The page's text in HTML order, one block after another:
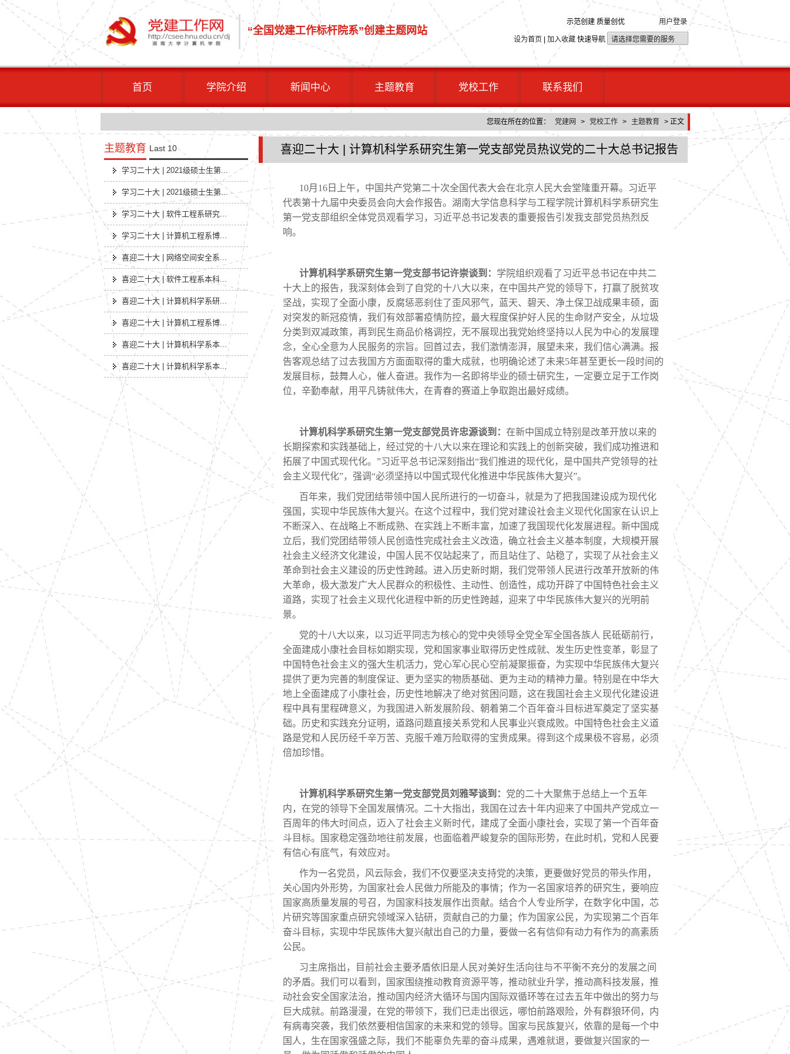
“全国党建工作标杆院系”创建主题网站
示范创建 质量创优 用户登录
设为首页 | 加入收藏 快速导航
首页 学院介绍 新闻中心 主题教育 党校工作 联系我们
您现在所在的位置： 党建网 > 党校工作 > 主题教育 > 正文
主题教育 Last 10
学习二十大 | 2021级硕士生第...
学习二十大 | 2021级硕士生第...
学习二十大 | 软件工程系研究...
学习二十大 | 计算机工程系博...
喜迎二十大 | 网络空间安全系...
喜迎二十大 | 软件工程系本科...
喜迎二十大 | 计算机科学系研...
喜迎二十大 | 计算机工程系博...
喜迎二十大 | 计算机科学系本...
喜迎二十大 | 计算机科学系本...
喜迎二十大 | 计算机科学系研究生第一党支部党员热议党的二十大总书记报告
10月16日上午，中国共产党第二十次全国代表大会在北京人民大会堂隆重开幕。习近平
代表第十九届中央委员会向大会作报告。湖南大学信息科学与工程学院计算机科学系研究生
第一党支部组织全体党员观看学习，习近平总书记发表的重要报告引发我支部党员热烈反
响。
计算机科学系研究生第一党支部书记许崇谈到 ： 学院组织观看了习近平总书记在中共二
十大上的报告，我深刻体会到了自党的十八大以来，在中国共产党的领导下，打赢了脱贫攻
坚战，实现了全面小康，反腐惩恶刹住了歪风邪气，蓝天、碧天、净土保卫战成果丰硕，面
对突发的新冠疫情，我们有效部署疫情防控，最大程度保护好人民的生命财产安全，从垃圾
分类到双减政策，再到民生商品价格调控，无不展现出我党始终坚持以人民为中心的发展理
念，全心全意为人民服务的宗旨。回首过去，我们激情澎湃，展望未来，我们信心满满。报
告客观总结了过去我国方方面面取得的重大成就，也明确论述了未来5年甚至更长一段时间的
发展目标，鼓舞人心，催人奋进。我作为一名即将毕业的硕士研究生，一定要立足于工作岗
位，辛勤奉献，用平凡铸就伟大，在青春的赛道上争取跑出最好成绩。
计算机科学系研究生第一党支部党员许忠源谈到 ： 在新中国成立特别是改革开放以来的
长期探索和实践基础上，经过党的十八大以来在理论和实践上的创新突破，我们成功推进和
拓展了中国式现代化。 ”习近平总书记深刻指出“我们推进的现代化，是中国共产党领导的社
会主义现代化”，强调“必须坚持以中国式现代化推进中华民族伟大复兴”。
百年来，我们党团结带领中国人民所进行的一切奋斗，就是为了把我国建设成为现代化
强国，实现中华民族伟大复兴。在这个过程中，我们党对建设社会主义现代化国家在认识上
不断深入、在战略上不断成熟、在实践上不断丰富，加速了我国现代化发展进程。新中国成
立后，我们党团结带领人民创造性完成社会主义改造，确立社会主义基本制度，大规模开展
社会主义经济文化建设，中国人民不仅站起来了，而且站住了、站稳了，实现了从社会主义
革命到社会主义建设的历史性跨越。进入历史新时期，我们党带领人民进行改革开放新的伟
大革命，极大激发广大人民群众的积极性、主动性、创造性，成功开辟了中国特色社会主义
道路，实现了社会主义现代化进程中新的历史性跨越，迎来了中华民族伟大复兴的光明前
景。
党的十八大以来，以习近平同志为核心的党中央领导全党全军全国各族人 民砥砺前行，
全面建成小康社会目标如期实现，党和国家事业取得历史性成就、发生历史性变革，彰显了
中国特色社会主义的强大生机活力，党心军心民心空前凝聚振奋，为实现中华民族伟大复兴
提供了更为完善的制度保证、更为坚实的物质基础、更为主动的精神力量。特别是在中华大
地上全面建成了小康社会，历史性地解决了绝对贫困问题，这在我国社会主义现代化建设进
程中具有里程碑意义，为我国进入新发展阶段、朝着第二个百年奋斗目标进军奠定了坚实基
础。历史和实践充分证明，道路问题直接关系党和人民事业兴衰成败。中国特色社会主义道
路是党和人民历经千辛万苦、克服千难万险取得的宝贵成果。得到这个成果极不容易，必须
倍加珍惜。
计算机科学系研究生第一党支部党员刘雅琴谈到 ： 党的二十大聚焦于总结上一个五年
内，在党的领导下全国发展情况。二十大指出，我国在过去十年内迎来了中国共产党成立一
百周年的伟大时间点，迈入了社会主义新时代，建成了全面小康社会，实现了第一个百年奋
斗目标。国家稳定强劲地往前发展，也面临着严峻复杂的国际形势，在此时机，党和人民要
有信心有底气，有效应对。
作为一名党员，风云际会，我们不仅要坚决支持党的决策，更要做好党员的带头作用，
关心国内外形势，为国家社会人民做力所能及的事情；作为一名国家培养的研究生，要响应
国家高质量发展的号召，为国家科技发展作出贡献。结合个人专业所学，在数字化中国，芯
片研究等国家重点研究领域深入钻研，贡献自己的力量；作为国家公民，为实现第二个百年
奋斗目标，实现中华民族伟大复兴献出自己的力量，要做一名有信仰有动力有作为的高素质
公民。
习主席指出，目前社会主要矛盾依旧是人民对美好生活向往与不平衡不充分的发展之间
的矛盾。我们可以看到，国家围绕推动教育资源平等，推动就业升学，推动高科技发展，推
动社会安全国家法治，推动国内经济大循环与国内国际双循环等在过去五年中做出的努力与
巨大成就。前路漫漫，在党的带领下，我们已走出很远，哪怕前路艰险，外有群狼环伺，内
有病毒突袭，我们依然要相信国家的未来和党的领导。国家与民族复兴，依靠的是每一个中
国人，生在国家强盛之际，我们不能辜负先辈的奋斗成果，遇难就退，要做复兴国家的一